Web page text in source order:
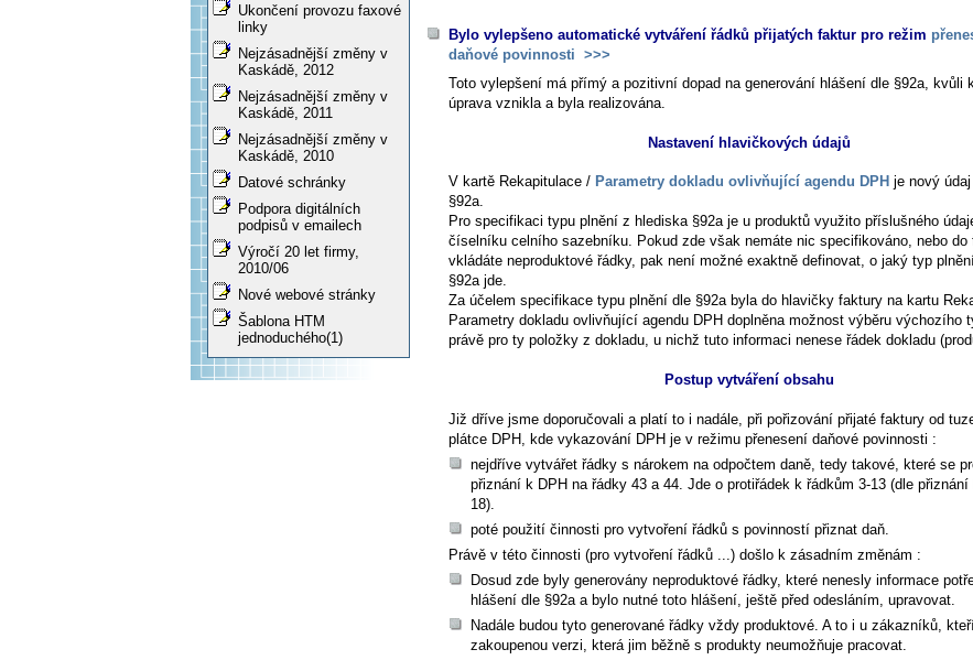
Ukončení provozu faxové
linky
Nejzásadnější změny v
Kaskádě, 2012
Nejzásadnější změny v
Kaskádě, 2011
Nejzásadnější změny v
Kaskádě, 2010
Datové schránky
Podpora digitálních
podpisů v emailech
Výročí 20 let firmy,
2010/06
Nové webové stránky
Šablona HTM
jednoduchého(1)
Bylo vylepšeno automatické vytváření řádků přijatých faktur pro režim
daňové povinnosti >>>
Toto vylepšení má přímý a pozitivní dopad na generování hlášení dle §92a, kvůli
úprava vznikla a byla realizována.
Nastavení hlavičkových údajů
V kartě Rekapitulace / Parametry dokladu ovlivňující agendu DPH je nový údaj
§92a.
Pro specifikaci typu plnění z hlediska §92a je u produktů využito příslušného
číselníku celního sazebníku. Pokud zde však nemáte nic specifikováno, nebo do
vkládáte neproduktové řádky, pak není možné exaktně definovat, o jaký typ
§92a jde.
Za účelem specifikace typu plnění dle §92a byla do hlavičky faktury na kartu
Parametry dokladu ovlivňující agendu DPH doplněna možnost výběru výchozího
právě pro ty položky z dokladu, u nichž tuto informaci nenese řádek dokladu
Postup vytváření obsahu
Již dříve jsme doporučovali a platí to i nadále, při pořizování přijaté faktury od
plátce DPH, kde vykazování DPH je v režimu přenesení daňové povinnosti :
nejdříve vytvářet řádky s nárokem na odpočtem daně, tedy takové, které se
přiznání k DPH na řádky 43 a 44. Jde o protiřádek k řádkům 3-13 (dle
18).
poté použití činnosti pro vytvoření řádků s povinností přiznat daň.
Právě v této činnosti (pro vytvoření řádků ...) došlo k zásadním změnám :
Dosud zde byly generovány neproduktové řádky, které nenesly informace
hlášení dle §92a a bylo nutné toto hlášení, ještě před odesláním, upravovat.
Nadále budou tyto generované řádky vždy produktové. A to i u zákazníků,
zakoupenou verzi, která jim běžně s produkty neumožňuje pracovat.